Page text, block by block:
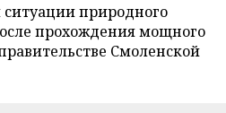
природного
прохождения мощного
Смоленской